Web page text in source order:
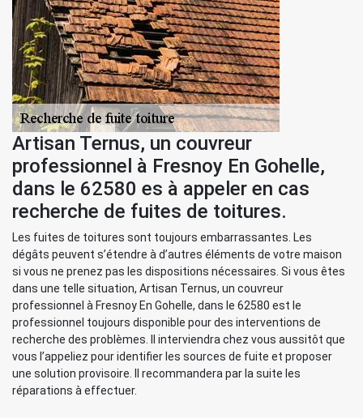
Artisan Ternus, un couvreur
professionnel à Fresnoy En Gohelle,
dans le 62580 es à appeler en cas
recherche de fuites de toitures.
Les fuites de toitures sont toujours embarrassantes. Les
dégâts peuvent s’étendre à d’autres éléments de votre maison
si vous ne prenez pas les dispositions nécessaires. Si vous êtes
dans une telle situation, Artisan Ternus, un couvreur
professionnel à Fresnoy En Gohelle, dans le 62580 est le
professionnel toujours disponible pour des interventions de
recherche des problèmes. Il interviendra chez vous aussitôt que
vous l’appeliez pour identifier les sources de fuite et proposer
une solution provisoire. Il recommandera par la suite les
réparations à effectuer.